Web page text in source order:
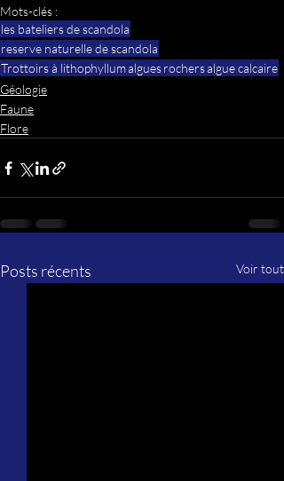
Mots-clés :
les bateliers de scandola
reserve naturelle de scandola
Trottoirs à lithophyllumalguesrochersalgue calcaire
Géologie
Faune
Flore
Posts récents Voir tout